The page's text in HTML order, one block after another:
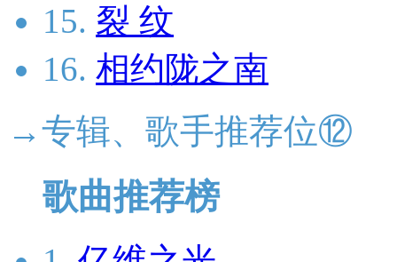
15. 裂 纹
16. 相约陇之南
→专辑、歌手推荐位⑫
歌曲推荐榜